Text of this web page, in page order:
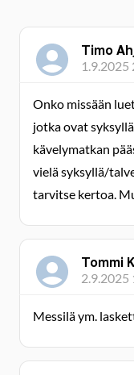
Timo
1.9.2025
Onko missään
jotka ovat
kävelymatkan
vielä syksyllä/
tarvitse kertoa.
Tommi
2.9.2025
Messilä ym.